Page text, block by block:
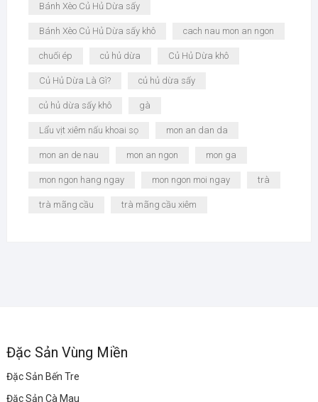
Bánh Xèo Củ Hủ Dừa sấy
Bánh Xèo Củ Hủ Dừa sấy khô cach nau mon an ngon
chuối ép củ hủ dừa Củ Hủ Dừa khô
Củ Hủ Dừa Là Gì? củ hủ dừa sấy
củ hủ dừa sấy khô gà
Lẩu vịt xiêm nấu khoai sọ mon an dan da
mon an de nau mon an ngon mon ga
mon ngon hang ngay mon ngon moi ngay trà
trà mãng cầu trà mãng cầu xiêm
Đặc Sản Vùng Miền
Đặc Sản Bến Tre
Đặc Sản Cà Mau